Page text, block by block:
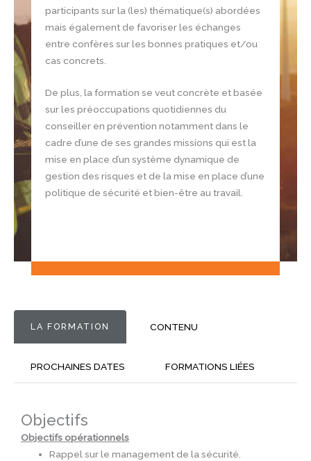
participants sur la (les) thématique(s) abordées
mais également de favoriser les échanges
entre confères sur les bonnes pratiques et/ou
cas concrets.
De plus, la formation se veut concrète et basée
sur les préoccupations quotidiennes du
conseiller en prévention notamment dans le
cadre d’une de ses grandes missions qui est la
mise en place d’un système dynamique de
gestion des risques et de la mise en place d’une
politique de sécurité et bien-être au travail.
LA FORMATION CONTENU
PROCHAINES DATES FORMATIONS LIÉES
Objectifs
Objectifs opérationnels
Rappel sur le management de la sécurité.